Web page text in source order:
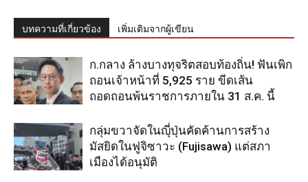
บทความที่เกี่ยวข้อง เพิ่มเติมจากผู้เขียน
ก.กลาง ล้างบางทุจริตสอบท้องถิ่น! ฟันเพิก
ถอนเจ้าหน้าที่ 5,925 ราย ขีดเส้น
ถอดถอนพ้นราชการภายใน 31 ส.ค. นี้
กลุ่มขวาจัดในญุี่ปุ่นคัดค้านการสร้าง
มัสยิดในฟูจิซาวะ (Fujisawa) แต่สภา
เมืองได้อนุมัติ